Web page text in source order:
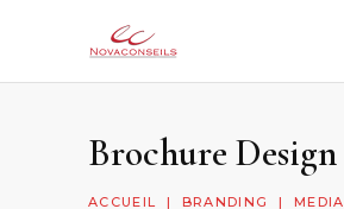
Brochure Design
ACCUEIL | BRANDING |MEDIA